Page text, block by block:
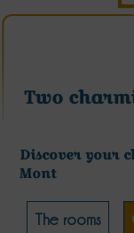
Two
Discover your
Mont
The rooms